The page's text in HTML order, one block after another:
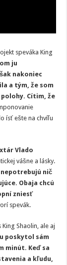
speváka King
ju
nakoniec
a tým, že som
Cítim, že
ísť ešte na chvíľu
Vlado
vášne a lásky.
nepotrebujú nič
Obaja chcú
zniesť
spevák.
Shaolin, ale aj
poskytol sám
minút. Keď sa
a kľudu,